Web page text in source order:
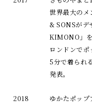
世界最大のメ
& SONSがデ
KIMONO」を
ロンドンでポ
5分で着られ
発表。
2018
ゆかたポップ